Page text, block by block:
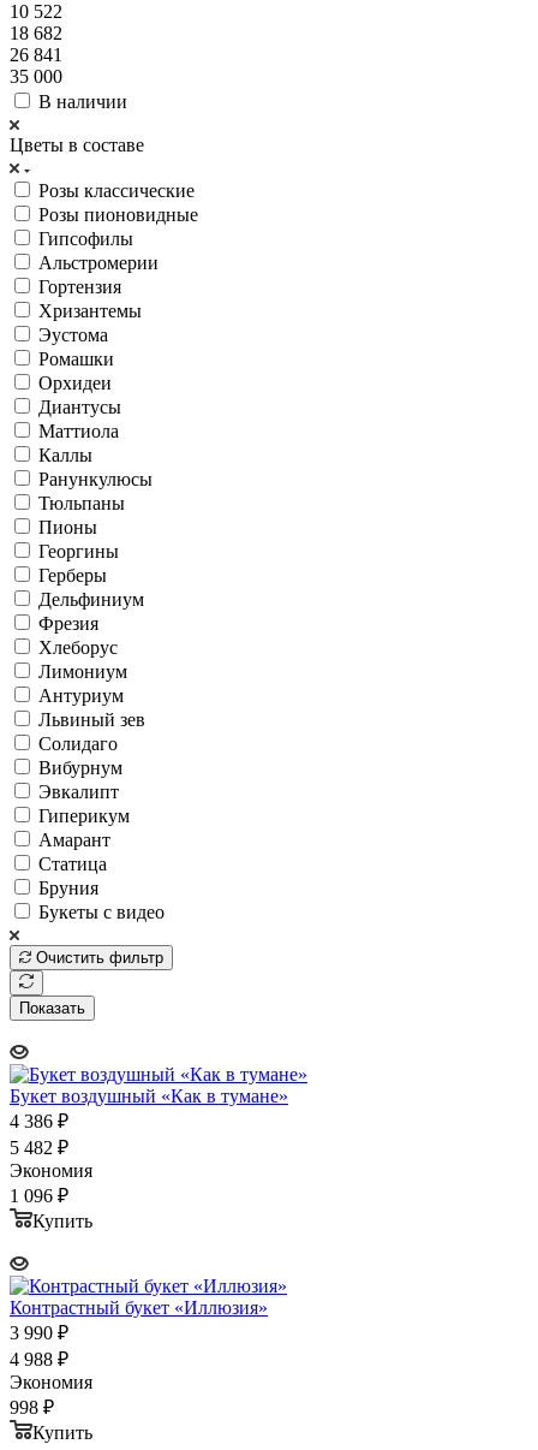
10 522
18 682
26 841
35 000
В наличии
Цветы в составе
Розы классические
Розы пионовидные
Гипсофилы
Альстромерии
Гортензия
Хризантемы
Эустома
Ромашки
Орхидеи
Диантусы
Маттиола
Каллы
Ранункулюсы
Тюльпаны
Пионы
Георгины
Герберы
Дельфиниум
Фрезия
Хлеборус
Лимониум
Антуриум
Львиный зев
Солидаго
Вибурнум
Эвкалипт
Гиперикум
Амарант
Статица
Бруния
Букеты с видео
Очистить фильтр
Показать
Букет воздушный «Как в тумане»
4 386 ₽
5 482 ₽
Экономия
1 096 ₽
Купить
Контрастный букет «Иллюзия»
3 990 ₽
4 988 ₽
Экономия
998 ₽
Купить